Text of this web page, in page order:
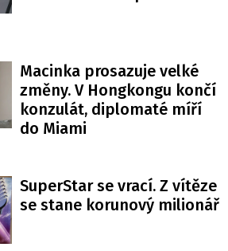
Macinka prosazuje velké
změny. V Hongkongu končí
konzulát, diplomaté míří
do Miami
SuperStar se vrací. Z vítěze
se stane korunový milionář